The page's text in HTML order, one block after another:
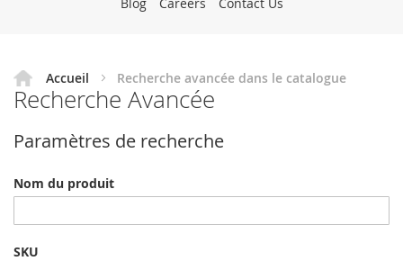
Accueil Recherche avancée dans le catalogue
Recherche Avancée
Paramètres de recherche
Nom du produit
SKU